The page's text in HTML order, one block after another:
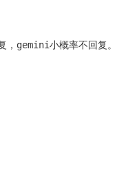
，gemini小概率不回复。